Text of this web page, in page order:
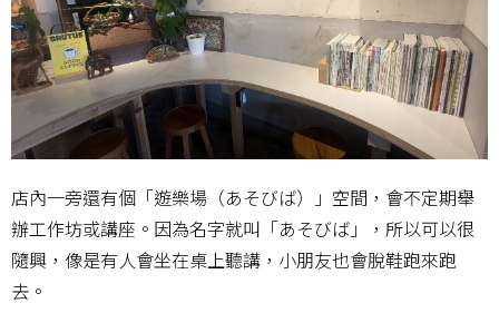
店內一旁還有個「遊樂場（あそびば）」空間，會不定期舉
辦工作坊或講座。因為名字就叫「あそびば」，所以可以很
隨興，像是有人會坐在桌上聽講，小朋友也會脫鞋跑來跑
去。